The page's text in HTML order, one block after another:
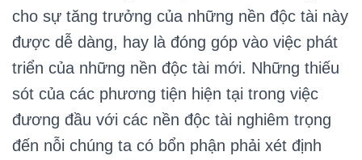
cho sự tăng trưởng của những nền độc tài này
được dễ dàng, hay là đóng góp vào việc phát
triển của những nền độc tài mới. Những thiếu
sót của các phương tiện hiện tại trong việc
đương đầu với các nền độc tài nghiêm trọng
đến nỗi chúng ta có bổn phận phải xét định